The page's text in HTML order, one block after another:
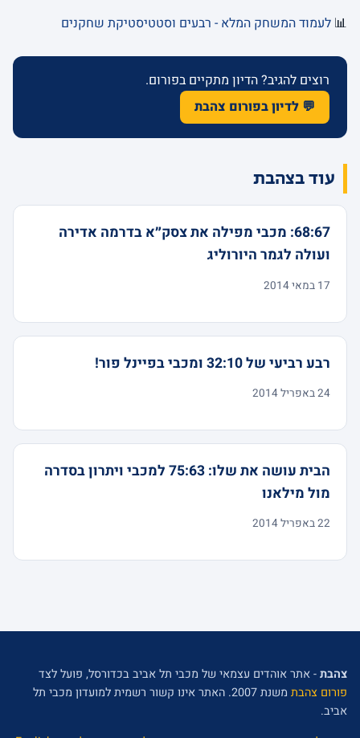
📊 לעמוד המשחק המלא - רבעים וסטטיסטיקת שחקנים
רוצים להגיב? הדיון מתקיים בפורום.
💬 לדיון בפורום צהבת
עוד בצהבת
68:67: מכבי מפילה את צסק״א בדרמה אדירה
ועולה לגמר היורוליג
17 במאי 2014
רבע רביעי של 32:10 ומכבי בפיינל פור!
24 באפריל 2014
הבית עושה את שלו: 75:63 למכבי ויתרון בסדרה
מול מילאנו
22 באפריל 2014
צהבת- אתר אוהדים עצמאי של מכבי תל אביב בכדורסל, פועל לצד
פורום צהבת
משנת 2007. האתר אינו קשור רשמית למועדון מכבי תל
אביב.